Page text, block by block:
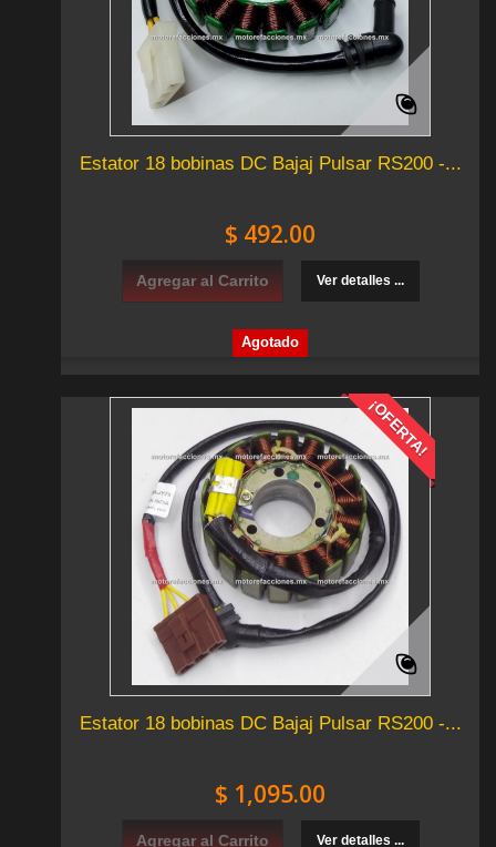
Estator 18 bobinas DC Bajaj Pulsar RS200 -...
$ 492.00
Agregar al Carrito Ver detalles ...
Agotado
¡OFERTA!
Estator 18 bobinas DC Bajaj Pulsar RS200 -...
$ 1,095.00
Agregar al Carrito Ver detalles ...